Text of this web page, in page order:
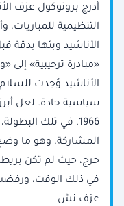
أُدرج بروتوكول عزف
التنظيمية
الأناشيد وبثها بدقة
«مبادرة ترحيبية»
الأناشيد وُجدت
سياسية حادة. لعل
1966. في تلك
المشاركة، وهو ما وضع
حرج، حيث لم تكن
في ذلك الوقت،
عزف نش